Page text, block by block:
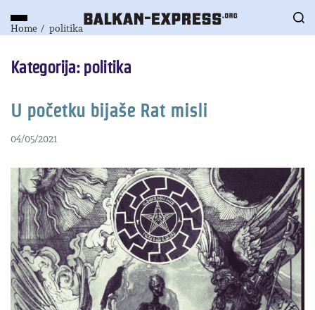
Home politika
Kategorija: politika
U početku bijaše Rat misli
04/05/2021